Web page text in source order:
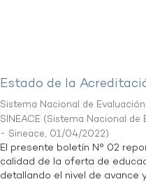
Estado de la
Sistema Nacional de
SINEACE (Sistema Nacional de
- Sineace, 01/04/2022)
El presente boletín N° 02
calidad de la oferta de
detallando el nivel de avance